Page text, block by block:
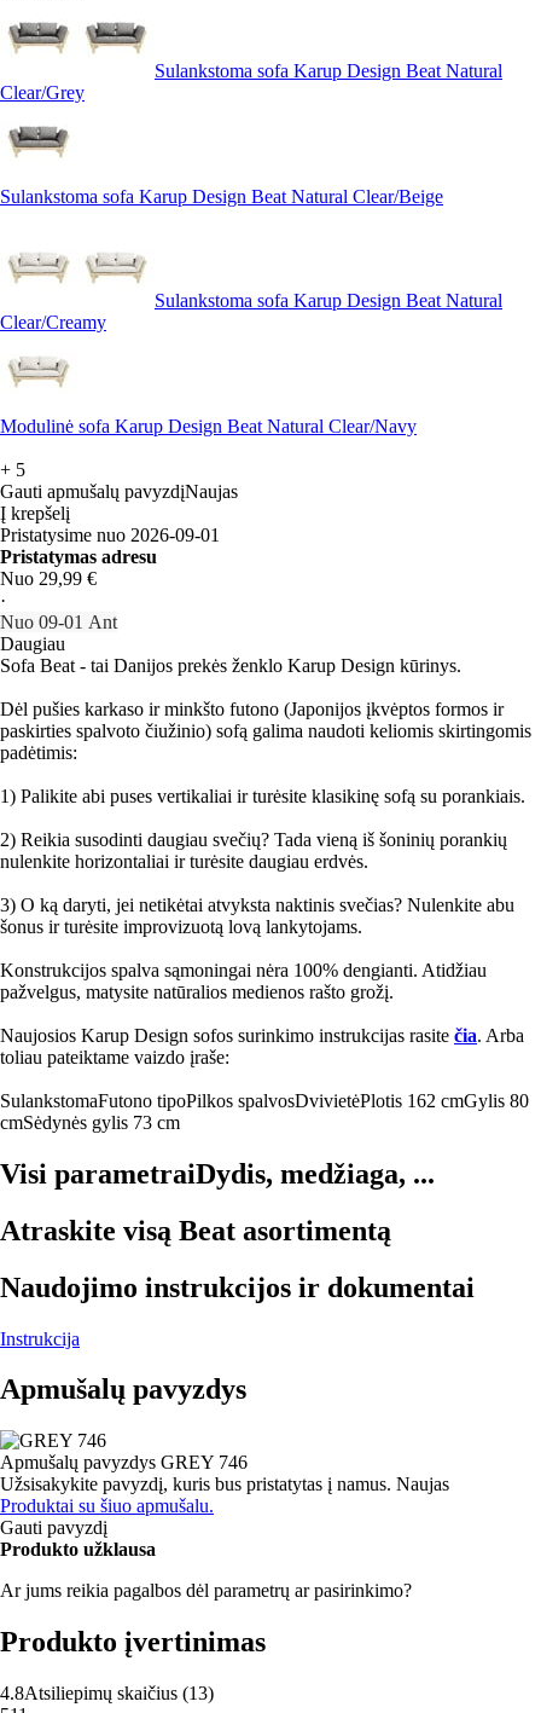
Sulankstoma sofa Karup Design Beat Natural
Clear/Grey
Sulankstoma sofa Karup Design Beat Natural Clear/Beige
Sulankstoma sofa Karup Design Beat Natural
Clear/Creamy
Modulinė sofa Karup Design Beat Natural Clear/Navy
+ 5
Gauti apmušalų pavyzdįNaujas
Į krepšelį
Pristatysime nuo 2026‑09‑01
Pristatymas adresu
Nuo 29,99 €
·
Nuo 09‑01 Ant
Daugiau
Sofa Beat - tai Danijos prekės ženklo Karup Design kūrinys.
Dėl pušies karkaso ir minkšto futono (Japonijos įkvėptos formos ir
paskirties spalvoto čiužinio) sofą galima naudoti keliomis skirtingomis
padėtimis:
1) Palikite abi puses vertikaliai ir turėsite klasikinę sofą su porankiais.
2) Reikia susodinti daugiau svečių? Tada vieną iš šoninių porankių
nulenkite horizontaliai ir turėsite daugiau erdvės.
3) O ką daryti, jei netikėtai atvyksta naktinis svečias? Nulenkite abu
šonus ir turėsite improvizuotą lovą lankytojams.
Konstrukcijos spalva sąmoningai nėra 100% dengianti. Atidžiau
pažvelgus, matysite natūralios medienos rašto grožį.
Naujosios Karup Design sofos surinkimo instrukcijas rasite čia. Arba
toliau pateiktame vaizdo įraše:
SulankstomaFutono tipoPilkos spalvosDvivietėPlotis 162 cmGylis 80
cmSėdynės gylis 73 cm
Visi parametraiDydis, medžiaga, ...
Atraskite visą Beat asortimentą
Naudojimo instrukcijos ir dokumentai
Instrukcija
Apmušalų pavyzdys
Apmušalų pavyzdys GREY 746
Užsisakykite pavyzdį, kuris bus pristatytas į namus. Naujas
Produktai su šiuo apmušalu.
Gauti pavyzdį
Produkto užklausa
Ar jums reikia pagalbos dėl parametrų ar pasirinkimo?
Produkto įvertinimas
4.8Atsiliepimų skaičius (13)